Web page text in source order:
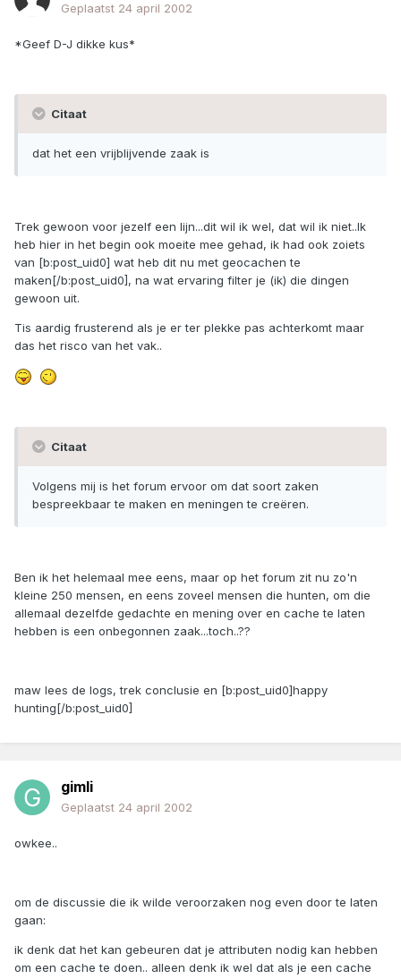
Geplaatst 24 april 2002
*Geef D-J dikke kus*
Citaat
dat het een vrijblijvende zaak is
Trek gewoon voor jezelf een lijn...dit wil ik wel, dat wil ik niet..Ik
heb hier in het begin ook moeite mee gehad, ik had ook zoiets
van [b:post_uid0] wat heb dit nu met geocachen te
maken[/b:post_uid0], na wat ervaring filter je (ik) die dingen
gewoon uit.
Tis aardig frusterend als je er ter plekke pas achterkomt maar
das het risco van het vak..
Citaat
Volgens mij is het forum ervoor om dat soort zaken
bespreekbaar te maken en meningen te creëren.
Ben ik het helemaal mee eens, maar op het forum zit nu zo'n
kleine 250 mensen, en eens zoveel mensen die hunten, om die
allemaal dezelfde gedachte en mening over en cache te laten
hebben is een onbegonnen zaak...toch..??
maw lees de logs, trek conclusie en [b:post_uid0]happy
hunting[/b:post_uid0]
gimli
Geplaatst 24 april 2002
owkee..
om de discussie die ik wilde veroorzaken nog even door te laten
gaan:
ik denk dat het kan gebeuren dat je attributen nodig kan hebben
om een cache te doen.. alleen denk ik wel dat als je een cache